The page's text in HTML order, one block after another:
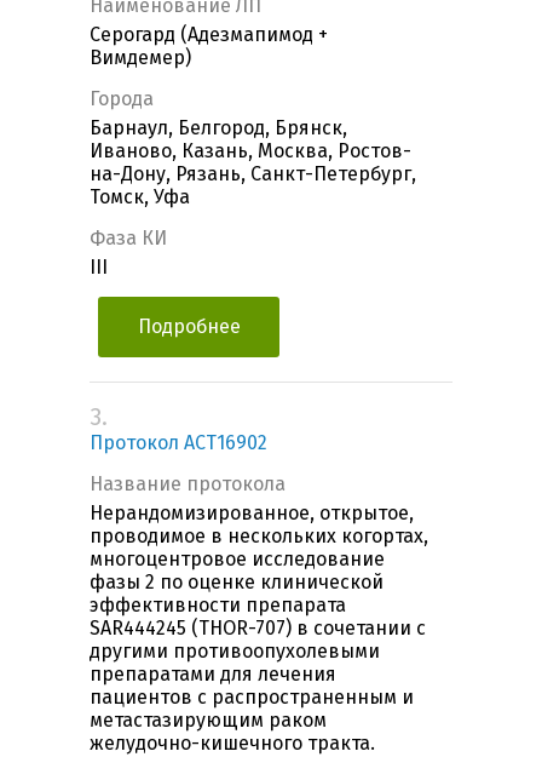
Наименование ЛП
Серогард (Адезмапимод +
Вимдемер)
Города
Барнаул, Белгород, Брянск,
Иваново, Казань, Москва, Ростов-
на-Дону, Рязань, Санкт-Петербург,
Томск, Уфа
Фаза КИ
Подробнее
3.
Протокол ACT16902
Название протокола
Нерандомизированное, открытое,
проводимое в нескольких когортах,
многоцентровое исследование
фазы 2 по оценке клинической
эффективности препарата
SAR444245 (THOR-707) в сочетании с
другими противоопухолевыми
препаратами для лечения
пациентов с распространенным и
метастазирующим раком
желудочно-кишечного тракта.